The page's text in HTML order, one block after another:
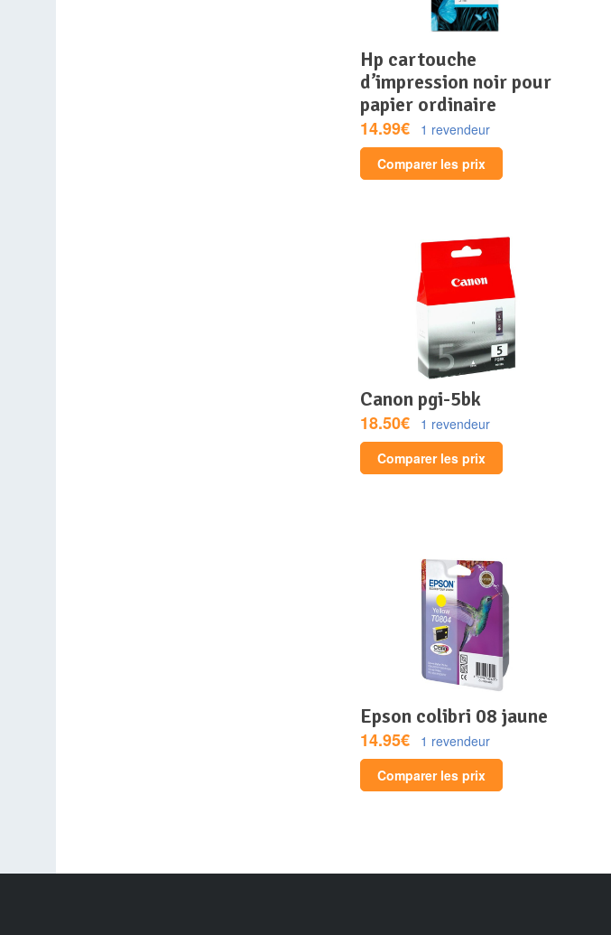
hp cartouche
d’impression noir pour
papier ordinaire
14.99€
1 revendeur
Comparer les prix
canon pgi-5bk
18.50€
1 revendeur
Comparer les prix
epson colibri 08 jaune
14.95€
1 revendeur
Comparer les prix